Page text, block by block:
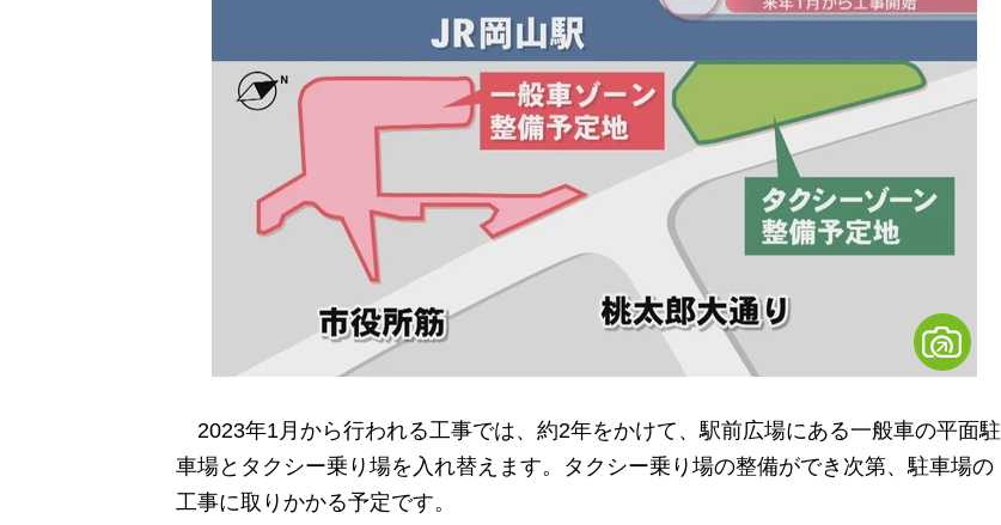
2023年1月から行われる工事では、約2年をかけて、駅前広場にある一般車の平面駐
車場とタクシー乗り場を入れ替えます。タクシー乗り場の整備ができ次第、駐車場の
工事に取りかかる予定です。